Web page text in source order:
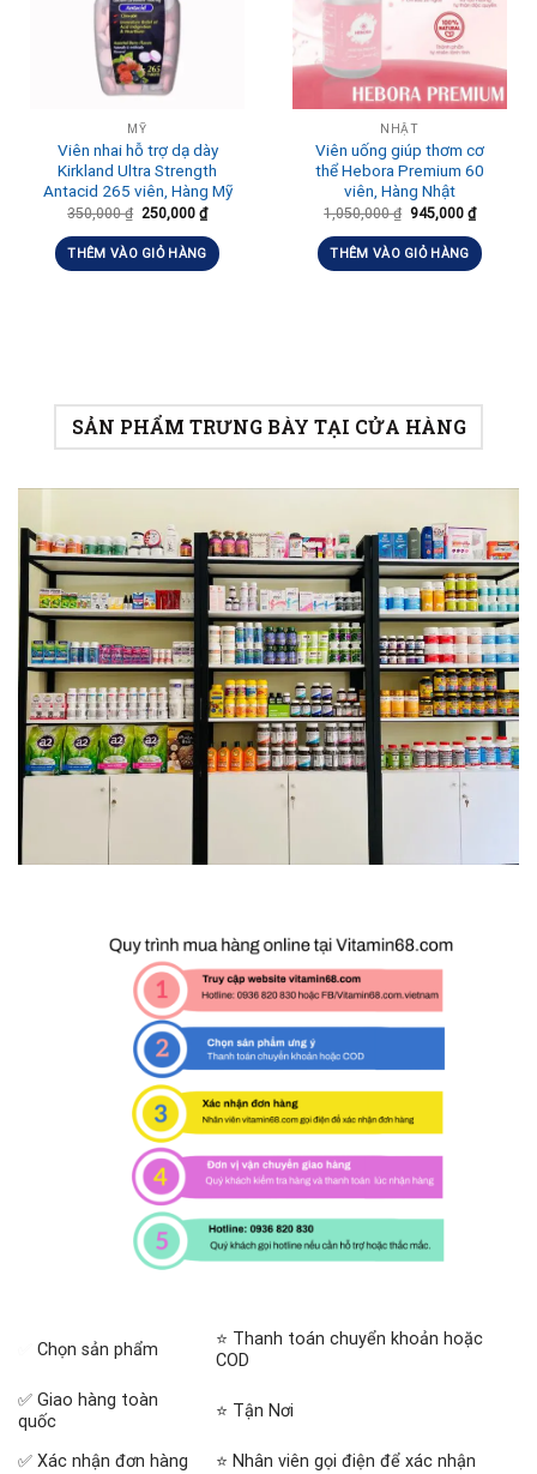
MỸ
Viên nhai hỗ trợ dạ dày
Kirkland Ultra Strength
Antacid 265 viên, Hàng Mỹ
350,000₫ 250,000 ₫
THÊM VÀO GIỎ HÀNG
NHẬT
Viên uống giúp thơm cơ
thể Hebora Premium 60
viên, Hàng Nhật
1,050,000₫ 945,000 ₫
THÊM VÀO GIỎ HÀNG
SẢN PHẨM TRƯNG BÀY TẠI CỬA HÀNG
Chọn sản phẩm
⭐ Thanh toán chuyển khoản hoặc
COD
✅ Giao hàng toàn
quốc
⭐ Tận Nơi
✅ Xác nhận đơn hàng
⭐ Nhân viên gọi điện để xác nhận